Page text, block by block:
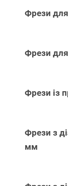
Фрези
Фрези для
Фрези із
Фрези з
мм